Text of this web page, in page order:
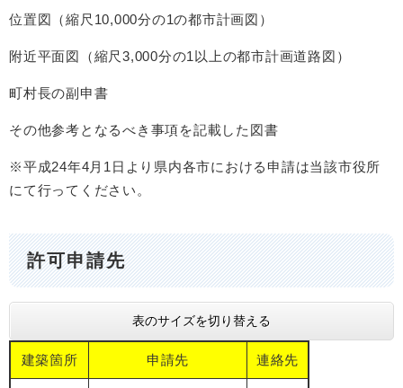
位置図（縮尺10,000分の1の都市計画図）
附近平面図（縮尺3,000分の1以上の都市計画道路図）
町村長の副申書
その他参考となるべき事項を記載した図書
※平成24年4月1日より県内各市における申請は当該市役所
にて行ってください。
許可申請先
表のサイズを切り替える
建築箇所 申請先 連絡先